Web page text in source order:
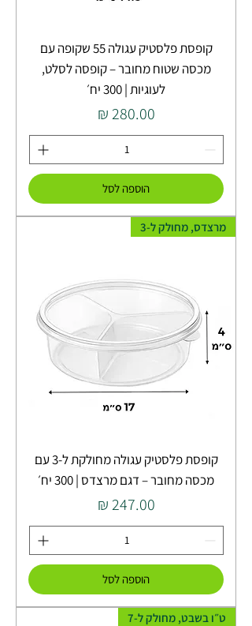
קופסת פלסטיק עגולה 55 שקופה עם
מכסה שטוח מחובר – קופסה לסלט,
לעוגיות | 300 יח׳
מחיר
הוספה לסל
מרצדס, מחולק ל-3
קופסת פלסטיק עגולה מחולקת ל-3 עם
מכסה מחובר – דגם מרצדס | 300 יח׳
מחיר
הוספה לסל
ט״ו בשבט, מחולק ל-7